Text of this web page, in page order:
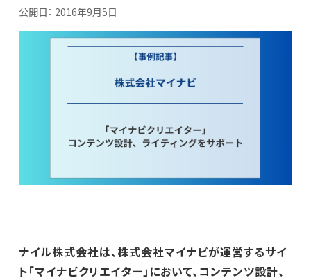
公開日： 2016年9月5日
ナイル株式会社は、株式会社マイナビが運営するサイ
ト「マイナビクリエイター」において、コンテンツ設計、